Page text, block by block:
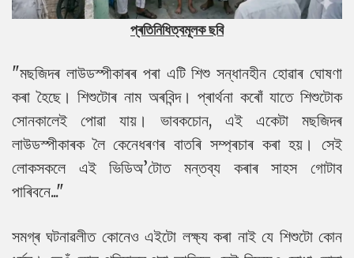
প্ৰতিনিধিত্বমূলক ছবি
"মছজিদৰ লাউডস্পীকাৰৰ পৰা এটি শিশু সন্ধানহীন হোৱাৰ ঘোষণা
কৰা হৈছে। শিশুটোৰ নাম অৰবিন্দ। প্ৰাৰ্থনা কৰোঁ যাতে শিশুটোক
সোনকালেই পোৱা যায়। ভাবকচোন, এই একেটা মছজিদৰ
লাউডস্পীকাৰক লৈ কেনেধৰণৰ বাতৰি সম্প্ৰচাৰ কৰা হয়। সেই
লোকসকলে এই ভিডিঅ’টোত মন্তব্য কৰাৰ সাহস গোটাব
পাৰিবনে..."
সমগ্ৰ ঘটনাৱলীত কোনেও এইটো লক্ষ্য কৰা নাই যে শিশুটো কোন